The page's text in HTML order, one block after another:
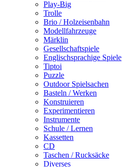
Play-Big
Trolle
Brio / Holzeisenbahn
Modellfahrzeuge
Märklin
Gesellschaftspiele
Englischsprachige Spiele
Tiptoi
Puzzle
Outdoor Spielsachen
Basteln / Werken
Konstruieren
Experimentieren
Instrumente
Schule / Lernen
Kassetten
CD
Taschen / Rucksäcke
Diverses